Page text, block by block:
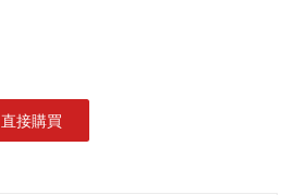
直接購買